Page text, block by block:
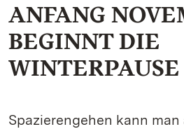
ANFANG
BEGINNT DIE
WINTERPAUSE
Spazierengehen kann man